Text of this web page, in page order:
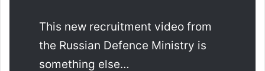
This new recruitment video from
the Russian Defence Ministry is
something else…